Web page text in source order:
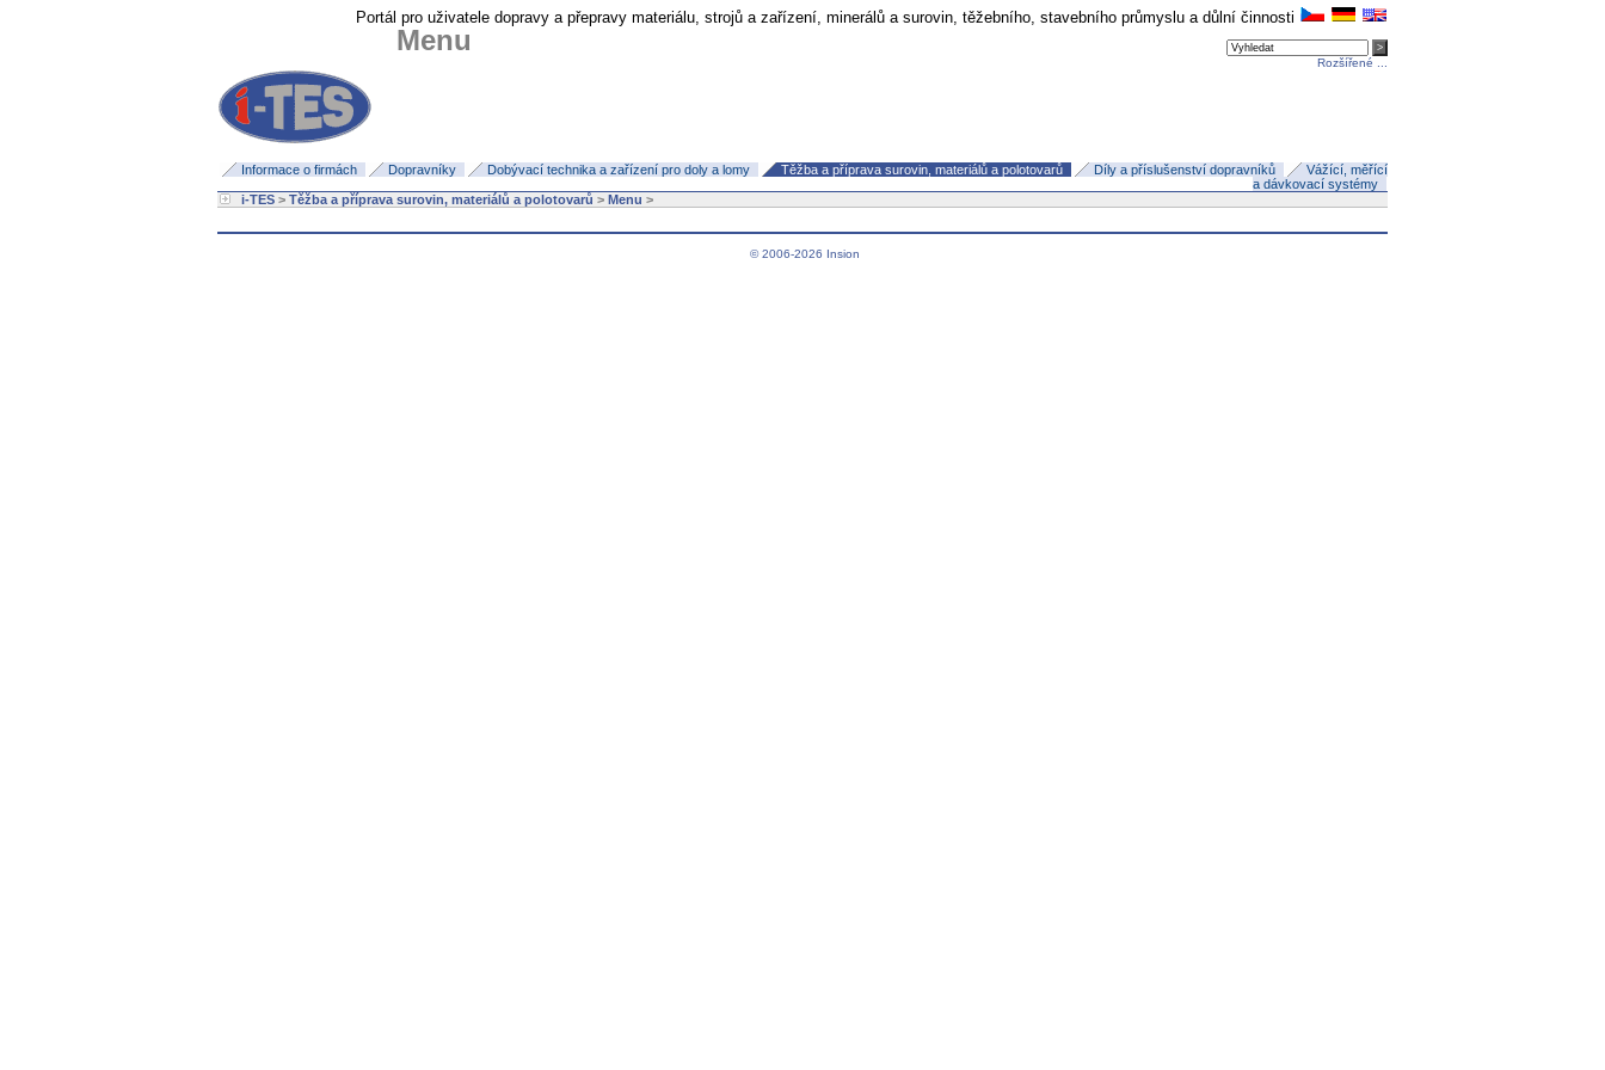
Portál pro uživatele dopravy a přepravy materiálu, strojů a zařízení, minerálů a surovin, těžebního, stavebního průmyslu a důlní činnosti
Rozšířené ...
Menu
Informace o firmách Dopravníky Dobývací technika a zařízení pro doly a lomy Těžba a příprava surovin, materiálů a polotovarů Díly a příslušenství dopravníků
Vážící, měřící
a dávkovací systémy
i-TES > Těžba a příprava surovin, materiálů a polotovarů > Menu >
© 2006-2026 Insion